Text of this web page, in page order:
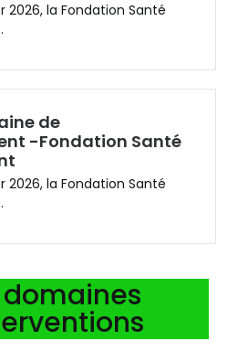
2026, la Fondation Santé
de
-Fondation Santé
2026, la Fondation Santé
domaines